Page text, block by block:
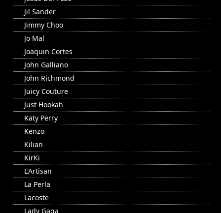
Jil Sander
Jimmy Choo
Jo Mal
Joaquin Cortes
John Galliano
John Richmond
Juicy Couture
Just Hookah
Katy Perry
Kenzo
Kilian
KirKi
L'Artisan
La Perla
Lacoste
Lady Gaga